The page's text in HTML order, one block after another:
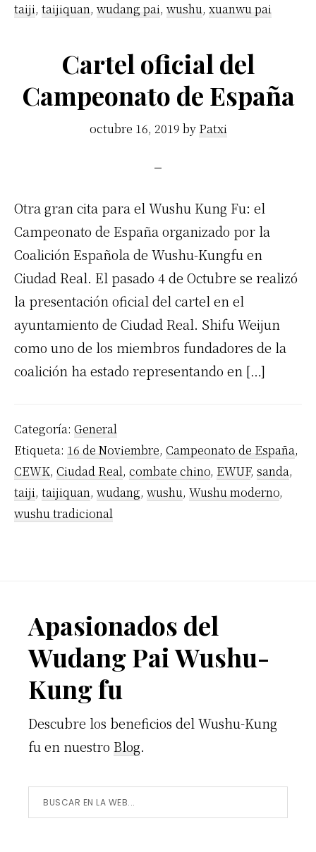
taiji, taijiquan, wudang pai, wushu, xuanwu pai
Cartel oficial del
Campeonato de España
octubre 16, 2019 by Patxi
Otra gran cita para el Wushu Kung Fu: el
Campeonato de España organizado por la
Coalición Española de Wushu-Kungfu en
Ciudad Real. El pasado 4 de Octubre se realizó
la presentación oficial del cartel en el
ayuntamiento de Ciudad Real. Shifu Weijun
como uno de los miembros fundadores de la
coalición ha estado representando en […]
Categoría: General
Etiqueta: 16 de Noviembre, Campeonato de España,
CEWK, Ciudad Real, combate chino, EWUF, sanda,
taiji, taijiquan, wudang, wushu, Wushu moderno,
wushu tradicional
Footer
Apasionados del
Wudang Pai Wushu-
Kung fu
Descubre los beneficios del Wushu-Kung
fu en nuestro Blog.
Buscar
en